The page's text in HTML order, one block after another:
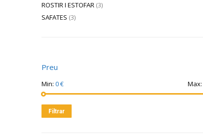
ROSTIR I ESTOFAR (3)
SAFATES (3)
Preu
Min: 0 € Max:
Filtrar